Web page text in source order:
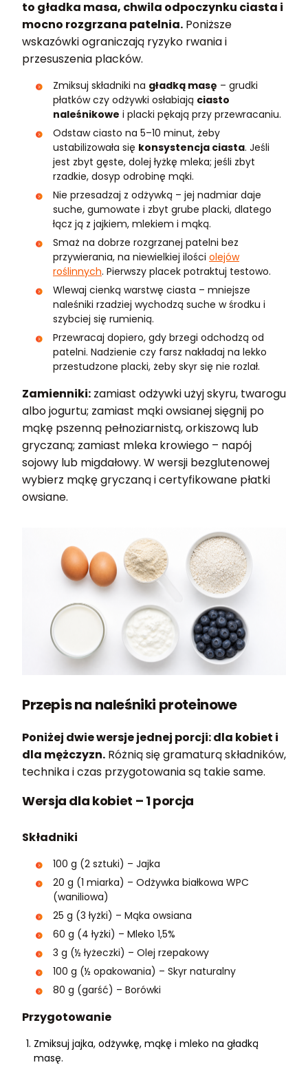
to gładka masa, chwila odpoczynku ciasta i
mocno rozgrzana patelnia. Poniższe
wskazówki ograniczają ryzyko rwania i
przesuszenia placków.
Zmiksuj składniki na gładką masę – grudki
płatków czy odżywki osłabiają ciasto
naleśnikowe i placki pękają przy przewracaniu.
Odstaw ciasto na 5–10 minut, żeby
ustabilizowała się konsystencja ciasta. Jeśli
jest zbyt gęste, dolej łyżkę mleka; jeśli zbyt
rzadkie, dosyp odrobinę mąki.
Nie przesadzaj z odżywką – jej nadmiar daje
suche, gumowate i zbyt grube placki, dlatego
łącz ją z jajkiem, mlekiem i mąką.
Smaż na dobrze rozgrzanej patelni bez
przywierania, na niewielkiej ilości olejów
roślinnych. Pierwszy placek potraktuj testowo.
Wlewaj cienką warstwę ciasta – mniejsze
naleśniki rzadziej wychodzą suche w środku i
szybciej się rumienią.
Przewracaj dopiero, gdy brzegi odchodzą od
patelni. Nadzienie czy farsz nakładaj na lekko
przestudzone placki, żeby skyr się nie rozlał.
Zamienniki: zamiast odżywki użyj skyru, twarogu
albo jogurtu; zamiast mąki owsianej sięgnij po
mąkę pszenną pełnoziarnistą, orkiszową lub
gryczaną; zamiast mleka krowiego – napój
sojowy lub migdałowy. W wersji bezglutenowej
wybierz mąkę gryczaną i certyfikowane płatki
owsiane.
Przepis na naleśniki proteinowe
Poniżej dwie wersje jednej porcji: dla kobiet i
dla mężczyzn. Różnią się gramaturą składników,
technika i czas przygotowania są takie same.
Wersja dla kobiet – 1 porcja
Składniki
100 g (2 sztuki) – Jajka
20 g (1 miarka) – Odżywka białkowa WPC
(waniliowa)
25 g (3 łyżki) – Mąka owsiana
60 g (4 łyżki) – Mleko 1,5%
3 g (½ łyżeczki) – Olej rzepakowy
100 g (½ opakowania) – Skyr naturalny
80 g (garść) – Borówki
Przygotowanie
Zmiksuj jajka, odżywkę, mąkę i mleko na gładką
masę.